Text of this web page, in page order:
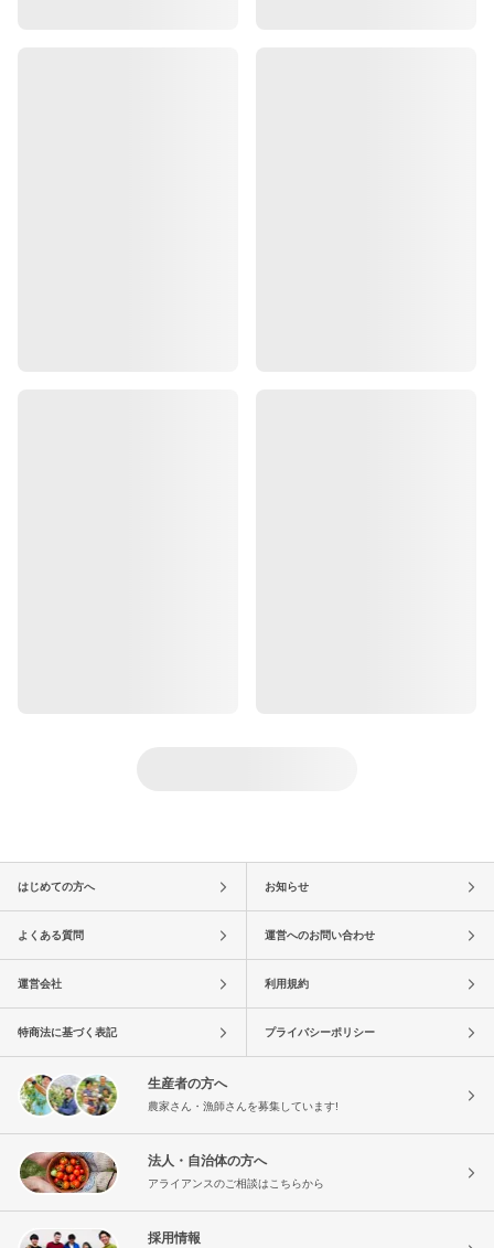
はじめての方へ お知らせ
よくある質問 運営へのお問い合わせ
運営会社 利用規約
特商法に基づく表記 プライバシーポリシー
生産者の方へ
農家さん・漁師さんを募集しています!
法人・自治体の方へ
アライアンスのご相談はこちらから
採用情報